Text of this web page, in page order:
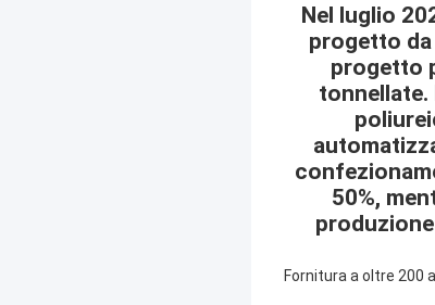
Nel luglio
progetto da
progetto
tonnellate.
50%,
Fornitura a oltre 200